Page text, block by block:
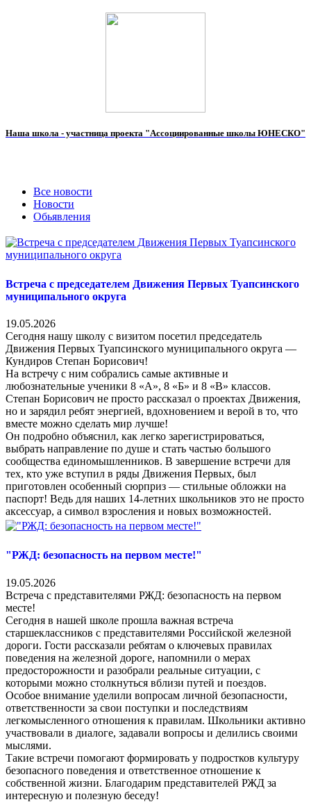
Наша школа - участница проекта "Ассоциированные школы ЮНЕСКО"
Все новости
Новости
Обьявления
Встреча с председателем Движения Первых Туапсинского
муниципального округа
19.05.2026
Сегодня нашу школу с визитом посетил председатель
Движения Первых Туапсинского муниципального округа —
Кундиров Степан Борисович!
На встречу с ним собрались самые активные и
любознательные ученики 8 «А», 8 «Б» и 8 «В» классов.
Степан Борисович не просто рассказал о проектах Движения,
но и зарядил ребят энергией, вдохновением и верой в то, что
вместе можно сделать мир лучше!
Он подробно объяснил, как легко зарегистрироваться,
выбрать направление по душе и стать частью большого
сообщества единомышленников. В завершение встречи для
тех, кто уже вступил в ряды Движения Первых, был
приготовлен особенный сюрприз — стильные обложки на
паспорт! Ведь для наших 14-летних школьников это не просто
аксессуар, а символ взросления и новых возможностей.
"РЖД: безопасность на первом месте!"
19.05.2026
Встреча с представителями РЖД: безопасность на первом
месте!
Сегодня в нашей школе прошла важная встреча
старшеклассников с представителями Российской железной
дороги. Гости рассказали ребятам о ключевых правилах
поведения на железной дороге, напомнили о мерах
предосторожности и разобрали реальные ситуации, с
которыми можно столкнуться вблизи путей и поездов.
Особое внимание уделили вопросам личной безопасности,
ответственности за свои поступки и последствиям
легкомысленного отношения к правилам. Школьники активно
участвовали в диалоге, задавали вопросы и делились своими
мыслями.
Такие встречи помогают формировать у подростков культуру
безопасного поведения и ответственное отношение к
собственной жизни. Благодарим представителей РЖД за
интересную и полезную беседу!